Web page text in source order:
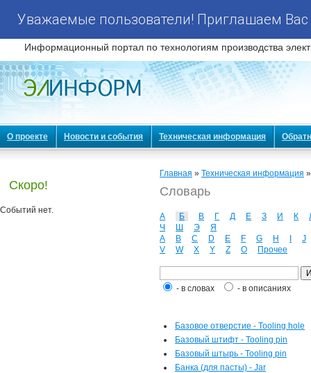
Уважаемые пользователи! Приглашаем
Информационный портал по технологиям производства
О проекте Новости и события Техническая информация
Скоро!
Событий нет.
Главная » Техническая информация
Словарь
А Б В Г Д Е З И К
Ч
Ш Э
Я
A
B C D E F G H
J
V
W X Y Z О Прочее
- в словах - в описаниях
Базовое отверстие - Tooling hole
Базовый штифт - Tooling pin
Базовый штырь - Tooling pin
Банка (для пасты) - Jar